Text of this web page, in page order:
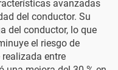
avanzadas
del conductor. Su
del conductor, lo que
el riesgo de
entre